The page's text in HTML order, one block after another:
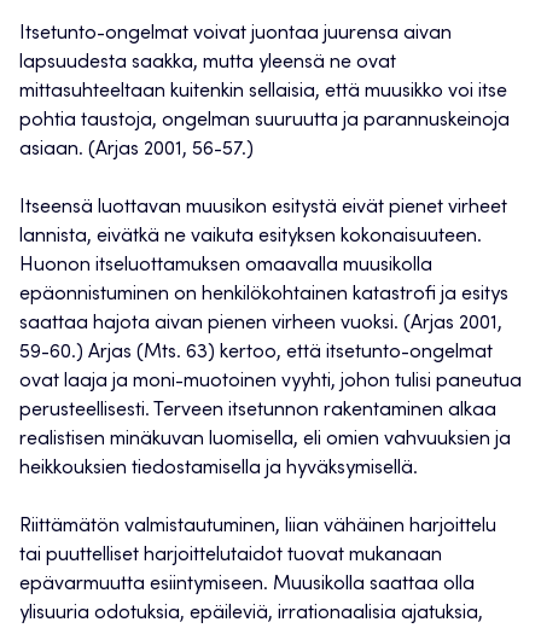
Itsetunto-ongelmat voivat juontaa juurensa aivan
lapsuudesta saakka, mutta yleensä ne ovat
mittasuhteeltaan kuitenkin sellaisia, että muusikko voi itse
pohtia taustoja, ongelman suuruutta ja parannuskeinoja
asiaan. (Arjas 2001, 56-57.)
Itseensä luottavan muusikon esitystä eivät pienet virheet
lannista, eivätkä ne vaikuta esityksen kokonaisuuteen.
Huonon itseluottamuksen omaavalla muusikolla
epäonnistuminen on henkilökohtainen katastrofi ja esitys
saattaa hajota aivan pienen virheen vuoksi. (Arjas 2001,
59-60.) Arjas (Mts. 63) kertoo, että itsetunto-ongelmat
ovat laaja ja moni-muotoinen vyyhti, johon tulisi paneutua
perusteellisesti. Terveen itsetunnon rakentaminen alkaa
realistisen minäkuvan luomisella, eli omien vahvuuksien ja
heikkouksien tiedostamisella ja hyväksymisellä.
Riittämätön valmistautuminen, liian vähäinen harjoittelu
tai puuttelliset harjoittelutaidot tuovat mukanaan
epävarmuutta esiintymiseen. Muusikolla saattaa olla
ylisuuria odotuksia, epäileviä, irrationaalisia ajatuksia,